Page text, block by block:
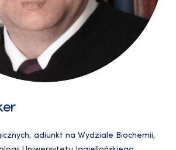
adiunkt na Wydziale Biochemii,